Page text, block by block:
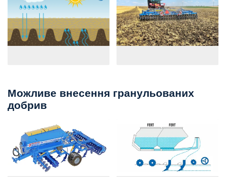
Можливе внесення гранульованих
добрив